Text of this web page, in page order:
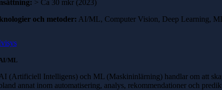
> Ca 30 mkr (2023)
och metoder: AI/ML, Computer Vision, Deep Learning,
ML
(Artificiell Intelligens) och ML (Maskininlärning) handlar om att
annat inom automatisering, analys, rekommendationer och